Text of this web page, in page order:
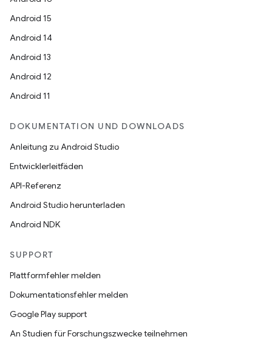
Android 15
Android 14
Android 13
Android 12
Android 11
DOKUMENTATION UND DOWNLOADS
Anleitung zu Android Studio
Entwicklerleitfäden
API-Referenz
Android Studio herunterladen
Android NDK
SUPPORT
Plattformfehler melden
Dokumentationsfehler melden
Google Play support
An Studien für Forschungszwecke teilnehmen